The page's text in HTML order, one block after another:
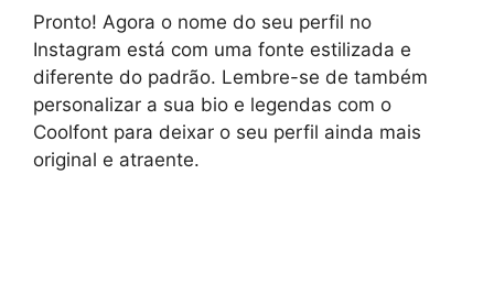
Pronto! Agora o nome do seu perfil no
Instagram está com uma fonte estilizada e
diferente do padrão. Lembre-se de também
personalizar a sua bio e legendas com o
Coolfont para deixar o seu perfil ainda mais
original e atraente.